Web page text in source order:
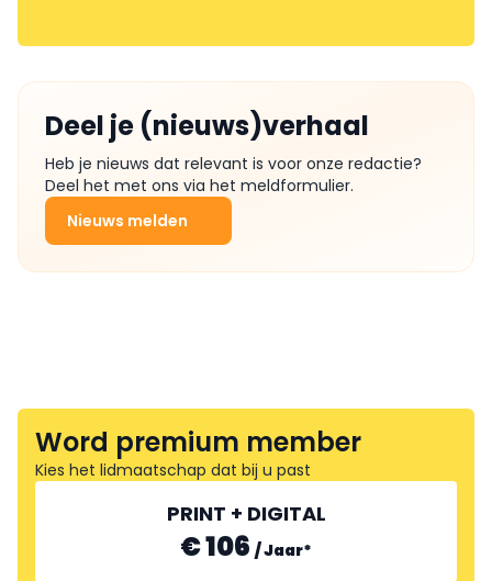
Deel je (nieuws)verhaal
Heb je nieuws dat relevant is voor onze redactie?
Deel het met ons via het meldformulier.
Nieuws melden
Word premium member
Kies het lidmaatschap dat bij u past
PRINT + DIGITAL
€ 106 /Jaar*